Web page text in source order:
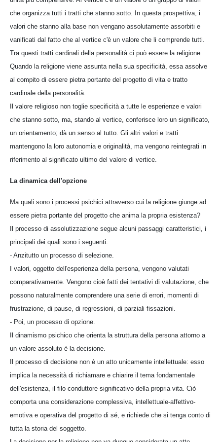
che organizza tutti i tratti che stanno sotto. In questa prospettiva, i
valori che stanno alla base non vengano assolutamente assorbiti e
vanificati dal fatto che al vertice c'è un valore che li comprende tutti.
Tra questi tratti cardinali della personalità ci può essere la religione.
Quando la religione viene assunta nella sua specificità, essa assolve
al compito di essere pietra portante del progetto di vita e tratto
cardinale della personalità.
Il valore religioso non toglie specificità a tutte le esperienze e valori
che stanno sotto, ma, stando al vertice, conferisce loro un significato,
un orientamento; dà un senso al tutto. Gli altri valori e tratti
mantengono la loro autonomia e originalità, ma vengono reintegrati in
riferimento al significato ultimo del valore di vertice.
La dinamica dell'opzione
Ma quali sono i processi psichici attraverso cui la religione giunge ad
essere pietra portante del progetto che anima la propria esistenza?
Il processo di assolutizzazione segue alcuni passaggi caratteristici, i
principali dei quali sono i seguenti.
- Anzitutto un processo di selezione.
I valori, oggetto dell'esperienza della persona, vengono valutati
comparativamente. Vengono cioè fatti dei tentativi di valutazione, che
possono naturalmente comprendere una serie di errori, momenti di
frustrazione, di pause, di regressioni, di parziali fissazioni.
- Poi, un processo di opzione.
Il dinamismo psichico che orienta la struttura della persona attorno a
un valore assoluto è la decisione.
Il processo di decisione non è un atto unicamente intellettuale: esso
implica la necessità di richiamare e chiarire il tema fondamentale
dell'esistenza, il filo conduttore significativo della propria vita. Ciò
comporta una considerazione complessiva, intellettuale-affettivo-
emotiva e operativa del progetto di sé, e richiede che si tenga conto di
tutta la storia del soggetto.